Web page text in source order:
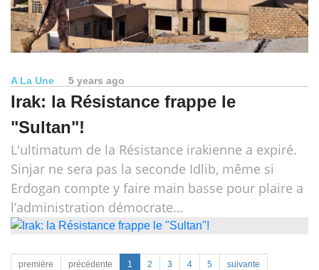
A La Une 5 years ago
Irak: la Résistance frappe le
"Sultan"!
L'ultimatum de la Résistance irakienne a expiré.
Sinjar ne sera pas la seconde Idlib, même si
Erdogan compte y faire main basse pour plaire a
l’administration démocrate…
première précédente 1 2 3 4 5 suivante